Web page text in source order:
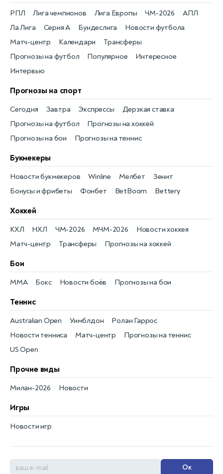
Новости футбола
РПЛ
Матч-центр
Лига чемпионов
Календари
Лига Европы
Трансферы
ЧМ-2026
Прогнозы на футбол
АПЛ
Популярное
Ла Лига
Интересное
Серия А
Интервью
Бундеслига
Прогнозы на спорт
Прогнозы на футбол
Сегодня
Прогнозы на хоккей
Завтра
Прогнозы на бои
Экспрессы
Прогнозы на теннис
Дерзкая ставка
Букмекеры
Бонусы и фрибеты
Новости букмекеров
Фонбет
Winline
BetBoom
Мелбет
Bettery
Зенит
Хоккей
Новости хоккея
КХЛ
Матч-центр
НХЛ
Трансферы
ЧМ-2026
Прогнозы на хоккей
МЧМ-2026
Бои
Новости боёв
MMA Прогнозы на бои
Бокс
Теннис
Новости тенниса
Australian Open
Матч-центр
Уимблдон
Прогнозы на теннис
Ролан Гаррос
US Open
Прочие виды
Новости
Милан-2026
Игры
Новости игр
Ок